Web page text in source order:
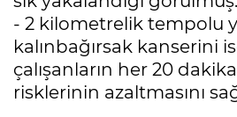
- 2 kilometrelik tempolu
kalınbağırsak kanserini
çalışanların her 20
risklerinin azaltmasını